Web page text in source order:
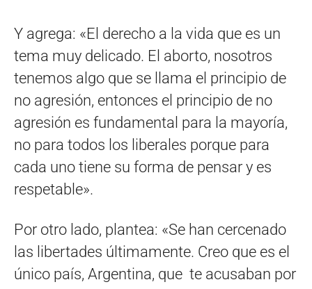
Y agrega: «El derecho a la vida que es un
tema muy delicado. El aborto, nosotros
tenemos algo que se llama el principio de
no agresión, entonces el principio de no
agresión es fundamental para la mayoría,
no para todos los liberales porque para
cada uno tiene su forma de pensar y es
respetable».
Por otro lado, plantea: «Se han cercenado
las libertades últimamente. Creo que es el
único país, Argentina, que te acusaban por